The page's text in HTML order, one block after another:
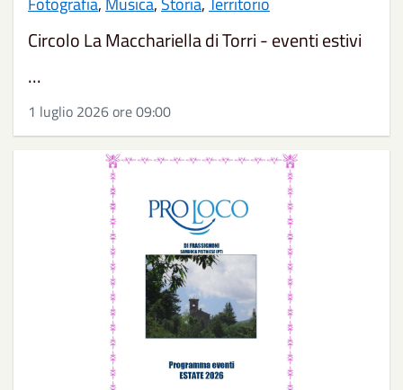
Circolo La Macchariella di Torri - eventi estivi
...
1 luglio 2026 ore 09:00